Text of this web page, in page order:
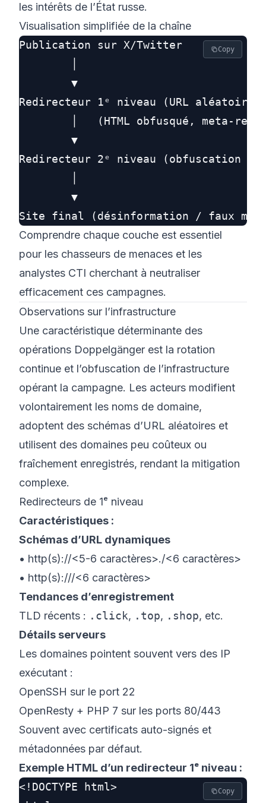
les intérêts de l’État russe.
Visualisation simplifiée de la chaîne
Publication sur X/Twitter
        ▼
Redirecteur 1ᵉ niveau (URL aléatoire)
│   (HTML obfusqué, meta-
        ▼
Redirecteur 2ᵉ niveau (obfuscation
        ▼
Copy
Comprendre chaque couche est essentiel
pour les chasseurs de menaces et les
analystes CTI cherchant à neutraliser
efficacement ces campagnes.
Observations sur l’infrastructure
Une caractéristique déterminante des
opérations Doppelgänger est la rotation
continue et l’obfuscation de l’infrastructure
opérant la campagne. Les acteurs modifient
volontairement les noms de domaine,
adoptent des schémas d’URL aléatoires et
utilisent des domaines peu coûteux ou
fraîchement enregistrés, rendant la mitigation
complexe.
Redirecteurs de 1ᵉ niveau
Caractéristiques :
Schémas d’URL dynamiques
• http(s)://<5-6 caractères>./<6 caractères>
• http(s):///<6 caractères>
Tendances d’enregistrement
TLD récents : .click, .top, .shop, etc.
Détails serveurs
Les domaines pointent souvent vers des IP
exécutant :
OpenSSH sur le port 22
OpenResty + PHP 7 sur les ports 80/443
Souvent avec certificats auto-signés et
métadonnées par défaut.
Exemple HTML d’un redirecteur 1ᵉ niveau :
<!DOCTYPE html>
Copy